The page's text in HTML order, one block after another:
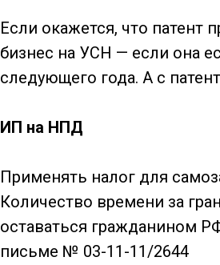
Если окажется, что патент
бизнес на УСН — если она
следующего года. А с
ИП на НПД
Применять налог для
Количество времени за
оставаться гражданином
письме № 03-11-11/2644